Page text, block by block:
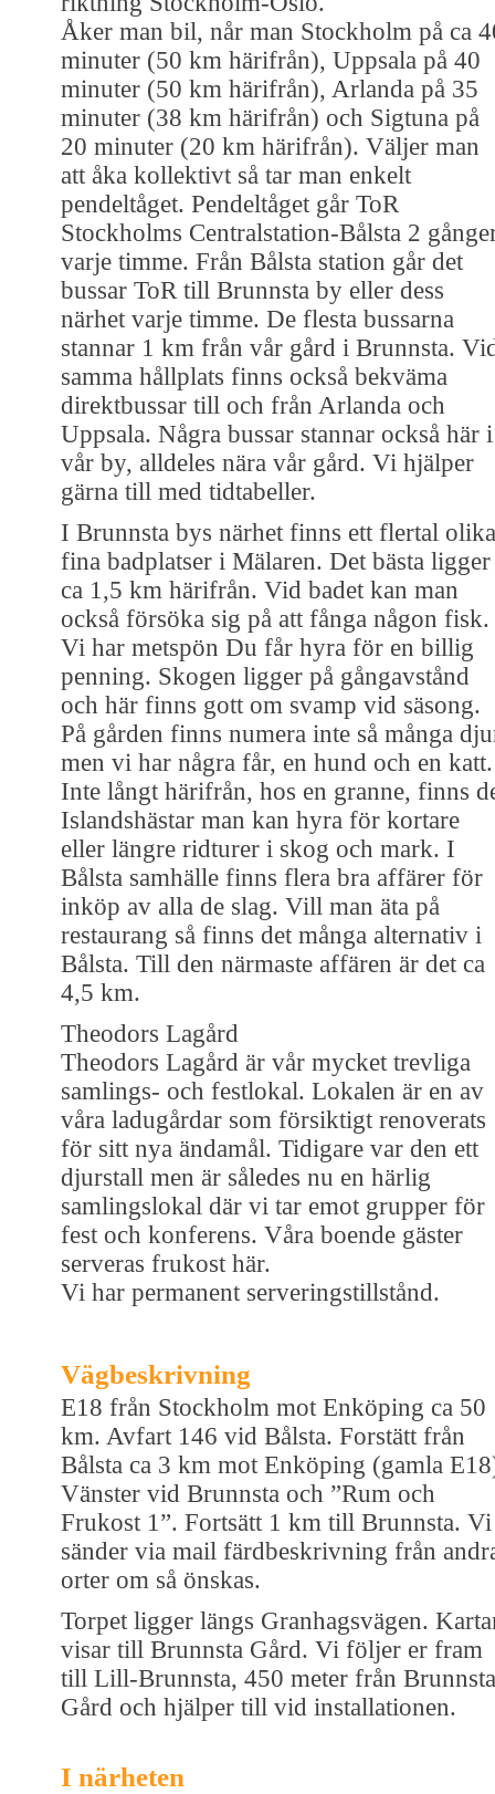
Åker man bil, når man Stockholm på ca
minuter (50 km härifrån), Uppsala på 40
minuter (50 km härifrån), Arlanda på 35
minuter (38 km härifrån) och Sigtuna på
20 minuter (20 km härifrån). Väljer man
att åka kollektivt så tar man enkelt
pendeltåget. Pendeltåget går ToR
Stockholms Centralstation-Bålsta 2
varje timme. Från Bålsta station går det
bussar ToR till Brunnsta by eller dess
närhet varje timme. De flesta bussarna
stannar 1 km från vår gård i Brunnsta.
samma hållplats finns också bekväma
direktbussar till och från Arlanda och
Uppsala. Några bussar stannar också här i
vår by, alldeles nära vår gård. Vi hjälper
gärna till med tidtabeller.
I Brunnsta bys närhet finns ett flertal olika
fina badplatser i Mälaren. Det bästa ligger
ca 1,5 km härifrån. Vid badet kan man
också försöka sig på att fånga någon fisk.
Vi har metspön Du får hyra för en billig
penning. Skogen ligger på gångavstånd
och här finns gott om svamp vid säsong.
På gården finns numera inte så många
men vi har några får, en hund och en katt.
Inte långt härifrån, hos en granne, finns
Islandshästar man kan hyra för kortare
eller längre ridturer i skog och mark. I
Bålsta samhälle finns flera bra affärer för
inköp av alla de slag. Vill man äta på
restaurang så finns det många alternativ i
Bålsta. Till den närmaste affären är det ca
4,5 km.
Theodors Lagård
Theodors Lagård är vår mycket trevliga
samlings- och festlokal. Lokalen är en av
våra ladugårdar som försiktigt renoverats
för sitt nya ändamål. Tidigare var den ett
djurstall men är således nu en härlig
samlingslokal där vi tar emot grupper för
fest och konferens. Våra boende gäster
serveras frukost här.
Vi har permanent serveringstillstånd.
Vägbeskrivning
E18 från Stockholm mot Enköping ca 50
km. Avfart 146 vid Bålsta. Forstätt från
Bålsta ca 3 km mot Enköping (gamla
Vänster vid Brunnsta och ”Rum och
Frukost 1”. Fortsätt 1 km till Brunnsta. Vi
sänder via mail färdbeskrivning från
orter om så önskas.
Torpet ligger längs Granhagsvägen.
visar till Brunnsta Gård. Vi följer er fram
till Lill-Brunnsta, 450 meter från Brunnsta
Gård och hjälper till vid installationen.
I närheten